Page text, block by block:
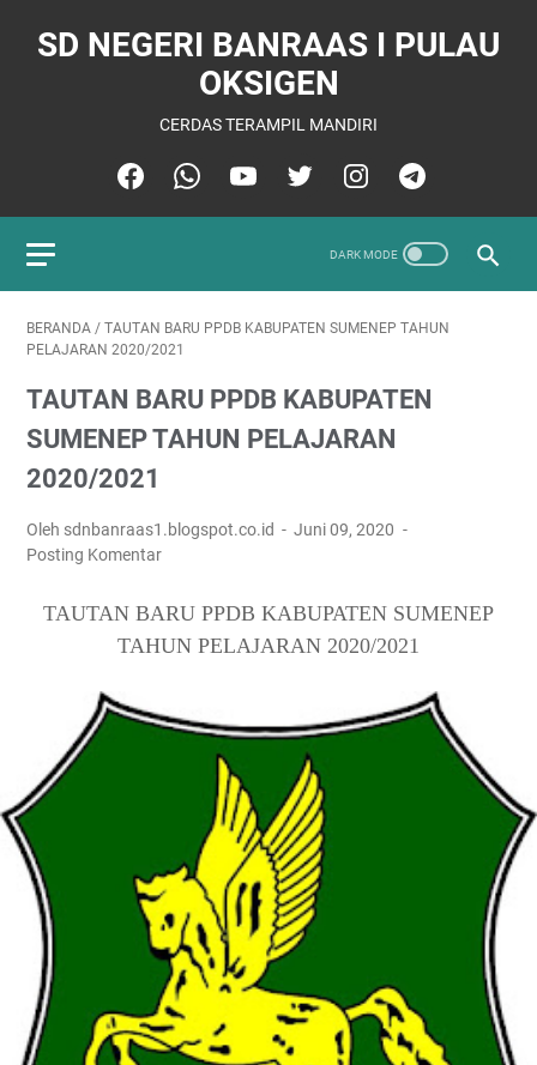
SD NEGERI BANRAAS I PULAU
OKSIGEN
CERDAS TERAMPIL MANDIRI
BERANDA / TAUTAN BARU PPDB KABUPATEN SUMENEP TAHUN
PELAJARAN 2020/2021
TAUTAN BARU PPDB KABUPATEN
SUMENEP TAHUN PELAJARAN
2020/2021
Oleh sdnbanraas1.blogspot.co.id
Juni 09, 2020
Posting Komentar
TAUTAN BARU PPDB KABUPATEN SUMENEP
TAHUN PELAJARAN 2020/2021